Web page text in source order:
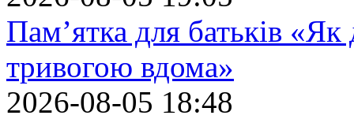
Пам’ятка для батьків
тривогою вдома»
2026-08-05 18:48